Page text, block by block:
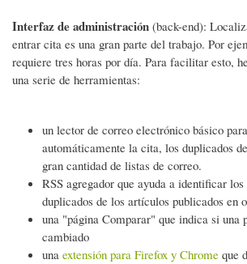
Interfaz de administración (back-end):
entrar cita es una gran parte del trabajo. Por
requiere tres horas por día. Para facilitar esto,
una serie de herramientas:
un lector de correo electrónico básico
automáticamente la cita, los duplicados
gran cantidad de listas de correo.
RSS agregador que ayuda a identificar
duplicados de los artículos publicados en
una "página Comparar" que indica si una
cambiado
unaextensión para Firefox y Chrome que